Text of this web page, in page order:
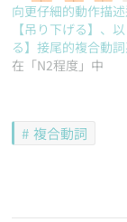
向更仔細的動作描
【吊り下げる】、
る】接尾的複合動
在「N2程度」中
複合動詞